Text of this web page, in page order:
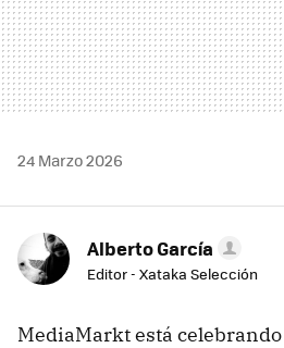
24 Marzo 2026
Alberto García
Editor - Xataka Selección
MediaMarkt está